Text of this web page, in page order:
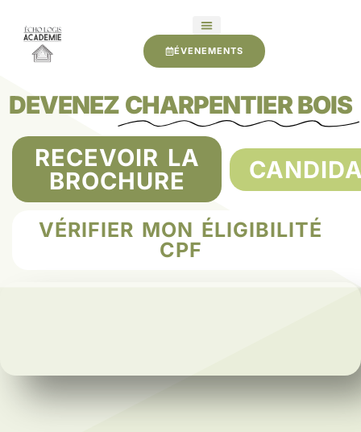
ÉVENEMENTS
DEVENEZ CHARPENTIER BOIS
RECEVOIR LA
BROCHURE
VÉRIFIER MON ÉLIGIBILITÉ
CPF